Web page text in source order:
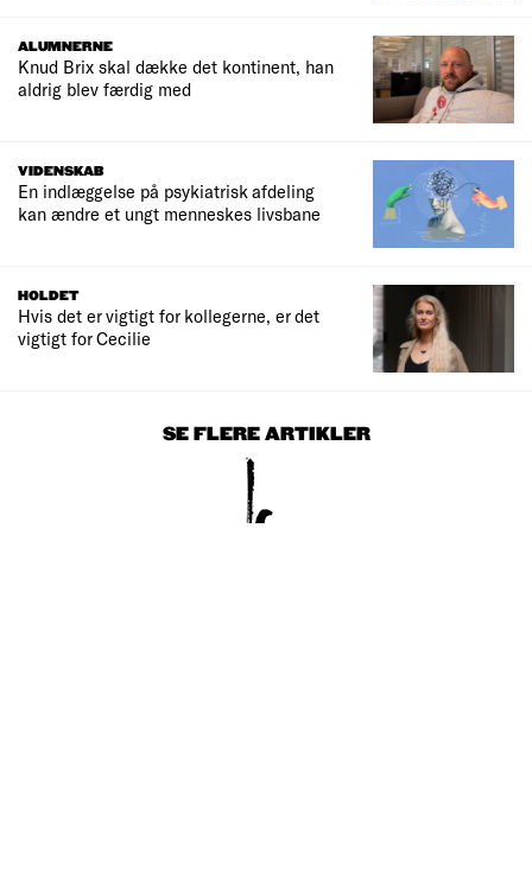
ALUMNERNE
Knud Brix skal dække det kontinent, han
aldrig blev færdig med
VIDENSKAB
En indlæggelse på psykiatrisk afdeling
kan ændre et ungt menneskes livsbane
HOLDET
Hvis det er vigtigt for kollegerne, er det
vigtigt for Cecilie
SE FLERE ARTIKLER